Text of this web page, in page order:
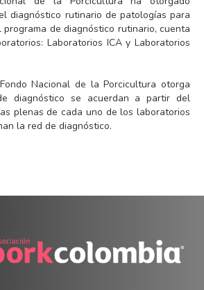
diagnóstico rutinario de patologías para
de diagnóstico rutinario, cuenta
Laboratorios ICA y Laboratorios
Nacional de la Porcicultura otorga
diagnóstico se acuerdan a partir del
plenas de cada uno de los laboratorios
la red de diagnóstico.